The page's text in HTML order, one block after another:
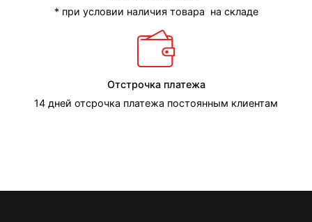
* при условии наличия товара на складе
Отстрочка платежа
14 дней отсрочка платежа постоянным клиентам